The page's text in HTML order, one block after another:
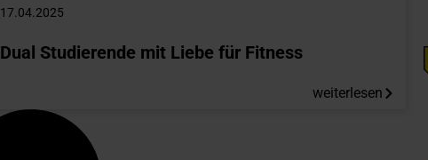
17.04.2025
Dual Studierende mit Liebe für Fitness
weiterlesen